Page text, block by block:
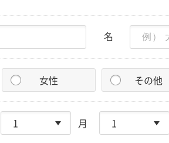
名
女性 その他
月